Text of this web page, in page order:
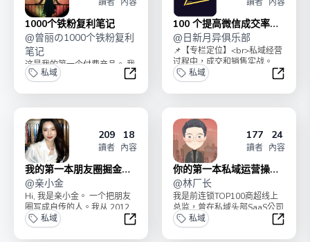
1000个铁粉复利笔记
@曾丽の1000个铁粉复利
笔记
这是我的第一个付费产品。 我
希望它不是你为知识付费的产
私域
1000个铁粉复利笔记
100 个提高微信成交率的
小技巧
@日新月异俱乐部
📌【专栏定位】<br>私域经营
过程中，成交和销售实战。
<br>最简单、最容易上手，帮
助你提高私域转...
私域
100
209
讀者
18
內容
我的第一本朋友圈掘金指
南
@亲小金
Hi, 我是亲小金。 一个把朋友
圈写成自传的人。我从 2012
年开始发第一条朋友圈，记录
了我的人...
私域
我的第一本朋友圈掘金指南
177
讀者
24
內容
你的第一本私域运营操盘
速成指南
@林厂长
我是前连锁TOP100商超线上
总监，曾在私域头部SaaS公司
担商家运营，服务过1000+商
家经营私域...
私域
你的